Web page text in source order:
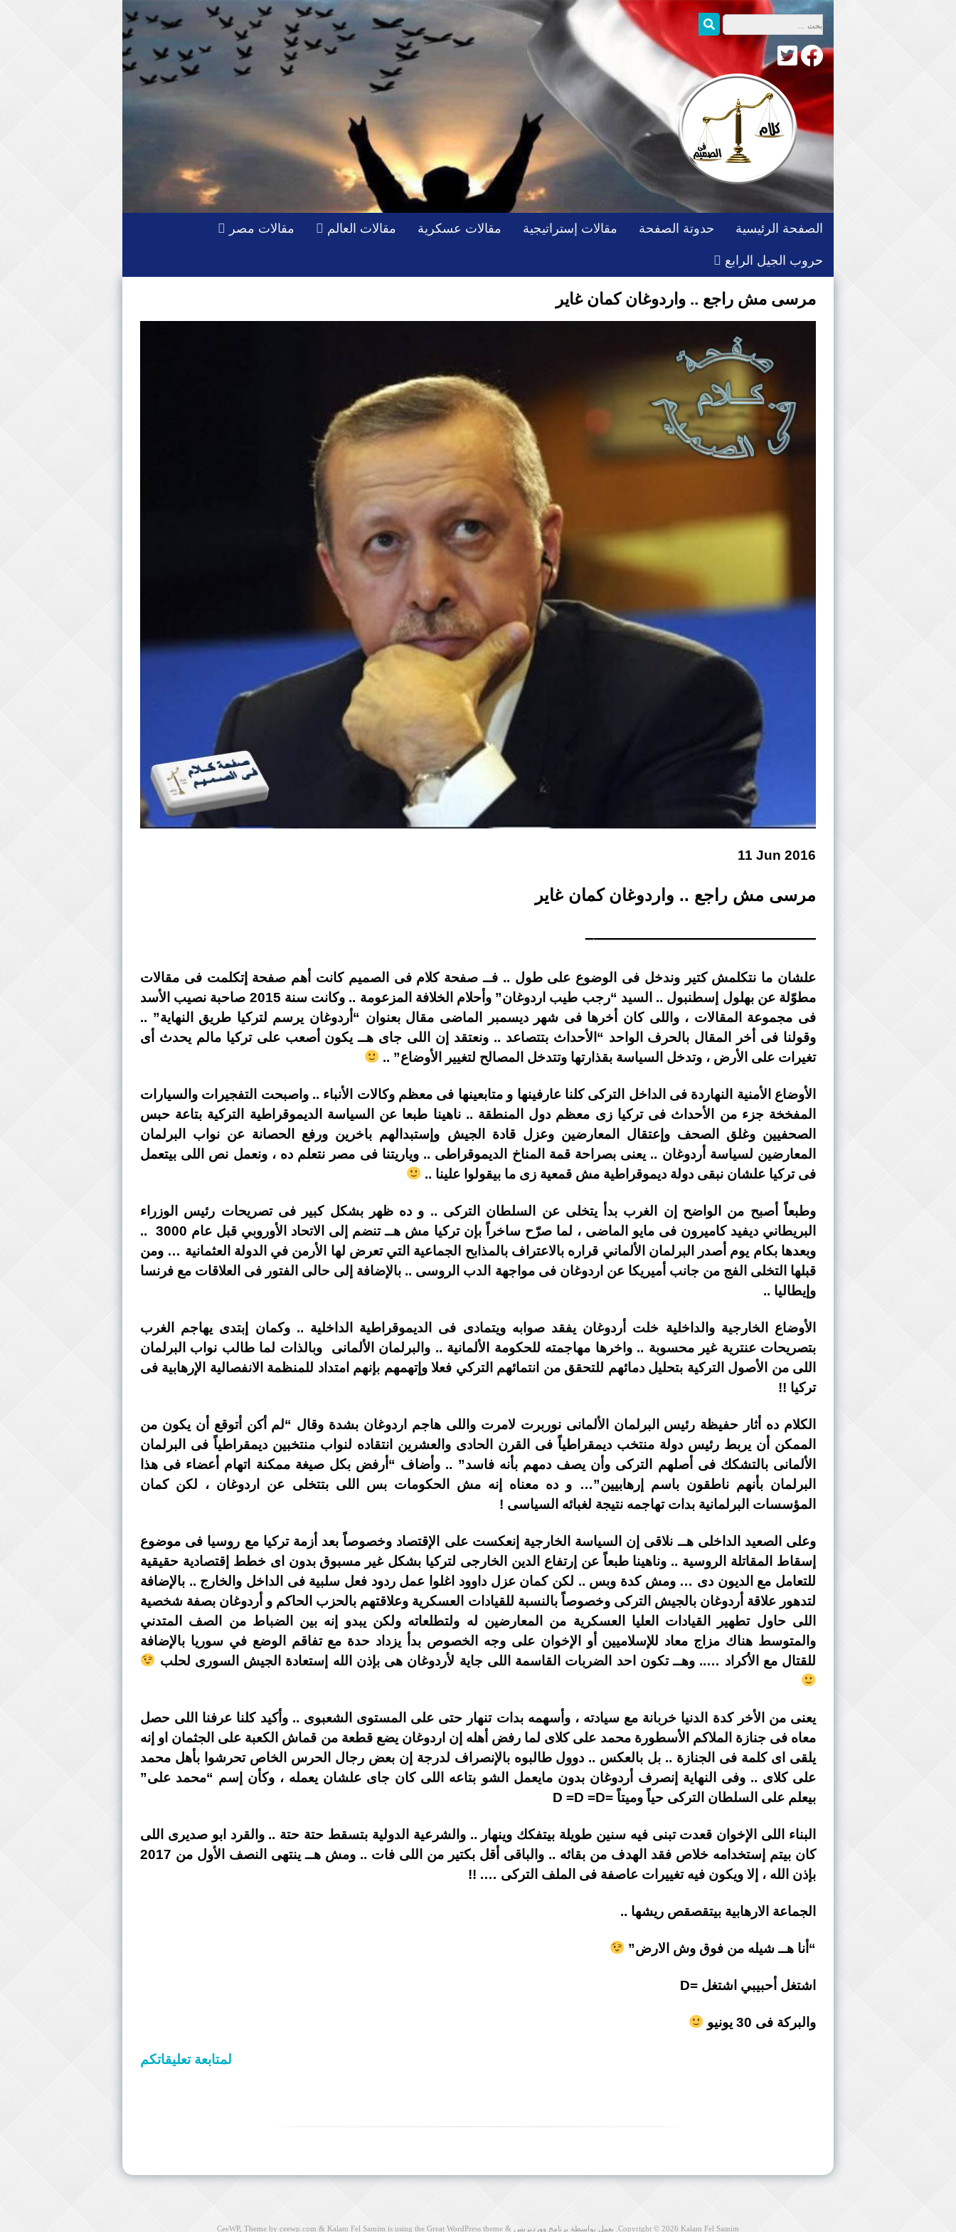
التجاوز
إلى
البحث عن:
بحث
الصفحة الرئيسية حدوتة الصفحة مقالات إستراتيجية مقالات عسكرية مقالات العالم مقالات مصر
حروب الجيل الرابع
مرسى مش راجع .. واردوغان كمان غاير
11 Jun 2016
مرسى مش راجع .. واردوغان كمان غاير
—————————————–
علشان ما نتكلمش كتير وندخل فى الوضوع على طول .. فــ صفحة كلام فى الصميم كانت أهم صفحة إتكلمت فى مقالات
مطوّلة عن بهلول إسطنبول .. السيد “رجب طيب اردوغان” وأحلام الخلافة المزعومة .. وكانت سنة 2015 صاحبة نصيب الأسد
فى مجموعة المقالات ، واللى كان أخرها فى شهر ديسمبر الماضى مقال بعنوان “أردوغان يرسم لتركيا طريق النهاية” ..
وقولنا فى أخر المقال بالحرف الواحد “الأحداث بتتصاعد .. ونعتقد إن اللى جاى هــ يكون أصعب على تركيا مالم يحدث أى
تغيرات على الأرض ، وتدخل السياسة بقذارتها وتتدخل المصالح لتغيير الأوضاع” ..
الأوضاع الأمنية النهاردة فى الداخل التركى كلنا عارفينها و متابعينها فى معظم وكالات الأنباء .. واصبحت التفجيرات والسيارات
المفخخة جزء من الأحداث فى تركيا زى معظم دول المنطقة .. ناهينا طبعا عن السياسة الديموقراطية التركية بتاعة حبس
الصحفيين وغلق الصحف وإعتقال المعارضين وعزل قادة الجيش وإستبدالهم باخرين ورفع الحصانة عن نواب البرلمان
المعارضين لسياسة أردوغان .. يعنى بصراحة قمة المناخ الديموقراطى .. وياريتنا فى مصر نتعلم ده ، ونعمل نص اللى بيتعمل
فى تركيا علشان نبقى دولة ديموقراطية مش قمعية زى ما بيقولوا علينا ..
وطبعاً أصبح من الواضح إن الغرب بدأ يتخلى عن السلطان التركى .. و ده ظهر بشكل كبير فى تصريحات رئيس الوزراء
البريطاني ديفيد كاميرون فى مايو الماضى ، لما صرّح ساخراً بإن تركيا مش هــ تنضم إلى الاتحاد الأوروبي قبل عام 3000 ..
وبعدها بكام يوم أصدر البرلمان الألماني قراره بالاعتراف بالمذابح الجماعية التي تعرض لها الأرمن في الدولة العثمانية … ومن
قبلها التخلى الفج من جانب أميريكا عن اردوغان فى مواجهة الدب الروسى .. بالإضافة إلى حالى الفتور فى العلاقات مع فرنسا
وإيطاليا ..
الأوضاع الخارجية والداخلية خلت أردوغان يفقد صوابه ويتمادى فى الديموقراطية الداخلية .. وكمان إبتدى يهاجم الغرب
بتصريحات عنترية غير محسوبة .. واخرها مهاجمته للحكومة الألمانية .. والبرلمان الألمانى وبالذات لما طالب نواب البرلمان
اللى من الأصول التركية بتحليل دمائهم للتحقق من انتمائهم التركي فعلا وإتهمهم بإنهم امتداد للمنظمة الانفصالية الإرهابية فى
تركيا !!
الكلام ده أثار حفيظة رئيس البرلمان الألمانى نوربرت لامرت واللى هاجم اردوغان بشدة وقال “لم أكن أتوقع أن يكون من
الممكن أن يربط رئيس دولة منتخب ديمقراطياً فى القرن الحادى والعشرين انتقاده لنواب منتخبين ديمقراطياً فى البرلمان
الألمانى بالتشكك فى أصلهم التركى وأن يصف دمهم بأنه فاسد” .. وأضاف “أرفض بكل صيغة ممكنة اتهام أعضاء فى هذا
البرلمان بأنهم ناطقون باسم إرهابيين”… و ده معناه إنه مش الحكومات بس اللى بتتخلى عن اردوغان ، لكن كمان
المؤسسات البرلمانية بدات تهاجمه نتيجة لغبائه السياسى !
وعلى الصعيد الداخلى هــ نلاقى إن السياسة الخارجية إنعكست على الإقتصاد وخصوصاً بعد أزمة تركيا مع روسيا فى موضوع
إسقاط المقاتلة الروسية .. وناهينا طبعاً عن إرتفاع الدين الخارجى لتركيا بشكل غير مسبوق بدون اى خطط إقتصادية حقيقية
للتعامل مع الديون دى … ومش كدة وبس .. لكن كمان عزل داوود اغلوا عمل ردود فعل سلبية فى الداخل والخارج .. بالإضافة
لتدهور علاقة أردوغان بالجيش التركى وخصوصاً بالنسبة للقيادات العسكرية وعلاقتهم بالحزب الحاكم و أردوغان بصفة شخصية
اللى حاول تطهير القيادات العليا العسكرية من المعارضين له ولتطلعاته ولكن يبدو إنه بين الضباط من الصف المتدني
والمتوسط هناك مزاج معاد للإسلاميين أو الإخوان على وجه الخصوص بدأ يزداد حدة مع تفاقم الوضع في سوريا بالإضافة
للقتال مع الأكراد ….. وهــ تكون احد الضربات القاسمة اللى جاية لأردوغان هى بإذن الله إستعادة الجيش السورى لحلب
يعنى من الأخر كدة الدنيا خربانة مع سيادته ، وأسهمه بدات تنهار حتى على المستوى الشعبوى .. وأكيد كلنا عرفنا اللى حصل
معاه فى جنازة الملاكم الأسطورة محمد على كلاى لما رفض أهله إن اردوغان يضع قطعة من قماش الكعبة على الجثمان او إنه
يلقى اى كلمة فى الجنازة .. بل بالعكس .. دوول طالبوه بالإنصراف لدرجة إن بعض رجال الحرس الخاص تحرشوا بأهل محمد
على كلاى .. وفى النهاية إنصرف أردوغان بدون مايعمل الشو بتاعه اللى كان جاى علشان يعمله ، وكأن إسم “محمد على”
بيعلم على السلطان التركى حياً وميتاً =D =D =D
البناء اللى الإخوان قعدت تبنى فيه سنين طويلة بيتفكك وينهار .. والشرعية الدولية بتسقط حتة حتة .. والقرد ابو صديرى اللى
كان بيتم إستخدامه خلاص فقد الهدف من بقائه .. والباقى أقل بكتير من اللى فات .. ومش هــ ينتهى النصف الأول من 2017
بإذن الله ، إلا ويكون فيه تغييرات عاصفة فى الملف التركى …. !!
الجماعة الارهابية بيتقصقص ريشها ..
“أنا هــ شيله من فوق وش الارض”
اشتغل أحبيبي اشتغل =D
والبركة فى 30 يونيو
لمتابعة تعليقاتكم
Copyright © 2026 Kalam Fel Samim . يعمل بواسطة برنامج ووردبريس &
CeeWP, Theme by ceewp.com & Kalam Fel Samim is using the Great WordPress theme